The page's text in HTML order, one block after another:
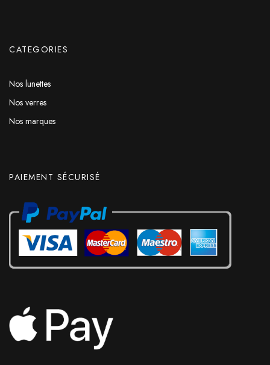
CATEGORIES
Nos lunettes
Nos verres
Nos marques
PAIEMENT SÉCURISÉ